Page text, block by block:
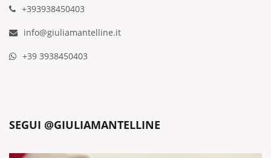
+393938450403
info@giuliamantelline.it
+39 3938450403
SEGUI @GIULIAMANTELLINE